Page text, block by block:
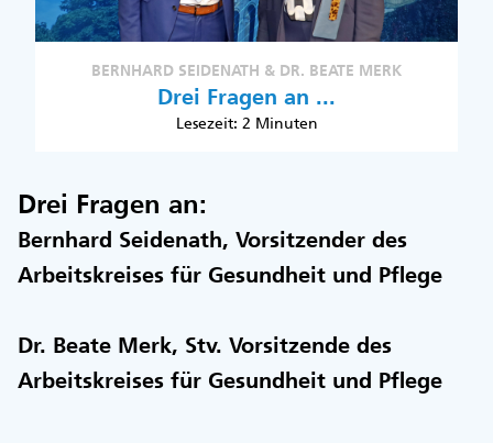
BERNHARD SEIDENATH & DR. BEATE MERK
Drei Fragen an ...
Lesezeit: 2 Minuten
Drei Fragen an:
Bernhard Seidenath, Vorsitzender des
Arbeitskreises für Gesundheit und Pflege
Dr. Beate Merk, Stv. Vorsitzende des
Arbeitskreises für Gesundheit und Pflege